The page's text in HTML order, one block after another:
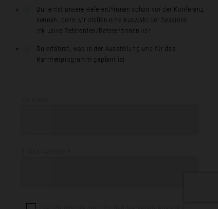
Du lernst unsere Referent*innen schon vor der Konferenz
kennen, denn wir stellen eine Auswahl der Sessions
inklusive Referenten/Referentinnen vor
Du erfährst, was in der Ausstellung und für das
Rahmenprogramm geplant ist